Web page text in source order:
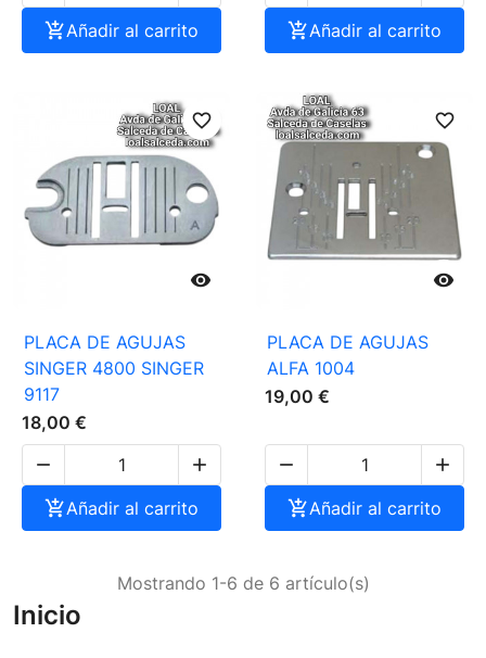
Inicio
Añadir al carrito
Añadir al carrito

favorite_border
PLACA DE AGUJAS
SINGER 4800 SINGER
9117
18,00 €


Añadir al carrito

favorite_border
PLACA DE AGUJAS
ALFA 1004
19,00 €


Añadir al carrito
Mostrando 1-6 de 6 artículo(s)